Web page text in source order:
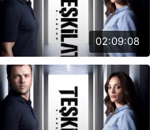
02:09:08